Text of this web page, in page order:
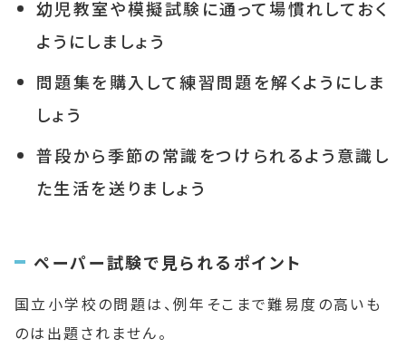
幼児教室や模擬試験に通って場慣れしておく
ようにしましょう
問題集を購入して練習問題を解くようにしま
しょう
普段から季節の常識をつけられるよう意識し
た生活を送りましょう
ペーパー試験で見られるポイント
国立小学校の問題は、例年そこまで難易度の高いも
のは出題されません。